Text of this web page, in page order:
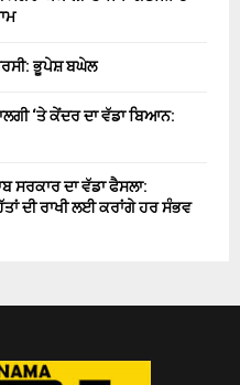
ਭੂਪੇਸ਼ ਬਘੇਲ
‘ਤੇ ਕੇਂਦਰ ਦਾ ਵੱਡਾ ਬਿਆਨ:
ਸਰਕਾਰ ਦਾ ਵੱਡਾ ਫੈਸਲਾ:
ਦੀ ਰਾਖੀ ਲਈ ਕਰਾਂਗੇ ਹਰ ਸੰਭਵ